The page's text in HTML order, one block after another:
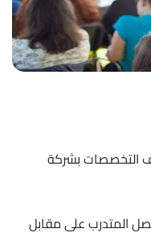
التخصصات بشركة